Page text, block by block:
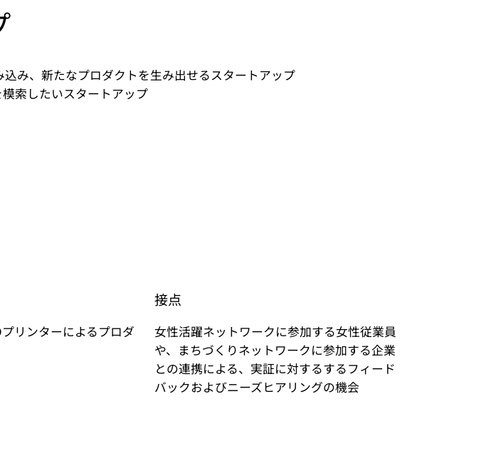
リンターによるプロダ
接点
女性活躍ネットワークに参加する女性従業員
や、まちづくりネットワークに参加する企業
との連携による、実証に対するするフィード
バックおよびニーズヒアリングの機会
み、新たなプロダクトを生み出せるスタートアップ
索したいスタートアップ